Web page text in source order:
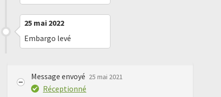
25 mai 2022
Embargo levé
Message envoyé 25 mai 2021
Réceptionné